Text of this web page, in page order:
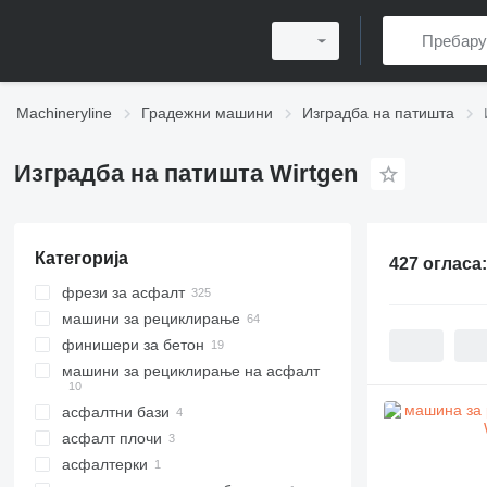
Machineryline Градежни машини Изградба на патишта
Изградба на патишта Wirtgen
Категорија
фрези за асфалт
машини за рециклирање
финишери за бетон
машини за рециклирање на асфалт
асфалтни бази
асфалт плочи
асфалт плочи гасеничар
асфалтерки
427 огласа: